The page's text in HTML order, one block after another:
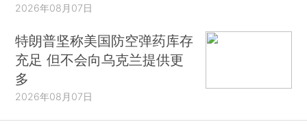
2026年08月07日
特朗普坚称美国防空弹药库存
充足 但不会向乌克兰提供更
多
2026年08月07日